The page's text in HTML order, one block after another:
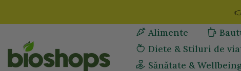
la
Alimente
Diete & Stiluri de
Sănătate &